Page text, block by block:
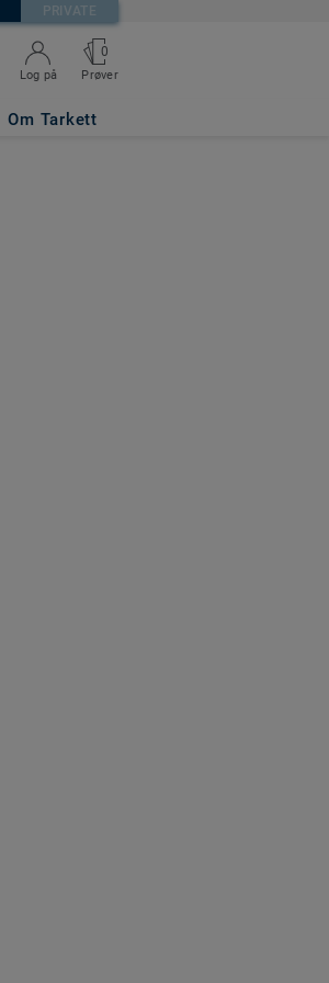
PRIVATE
Log på
0
Prøver
Om Tarkett